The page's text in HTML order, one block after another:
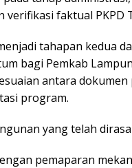
verifikasi faktual PKPD
tahapan kedua
bagi Pemkab
antara
program.
yang telah
pemaparan